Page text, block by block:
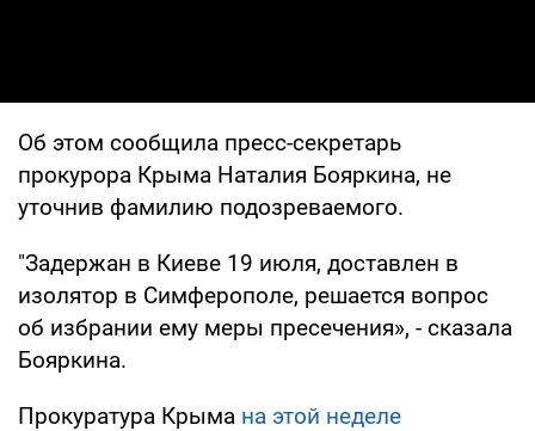
Об этом сообщила пресс-секретарь
прокурора Крыма Наталия Бояркина, не
уточнив фамилию подозреваемого.
"Задержан в Киеве 19 июля, доставлен в
изолятор в Симферополе, решается вопрос
об избрании ему меры пресечения», - сказала
Бояркина.
Прокуратура Крыма на этой неделе